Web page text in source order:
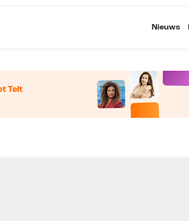
Nieuws
Telt